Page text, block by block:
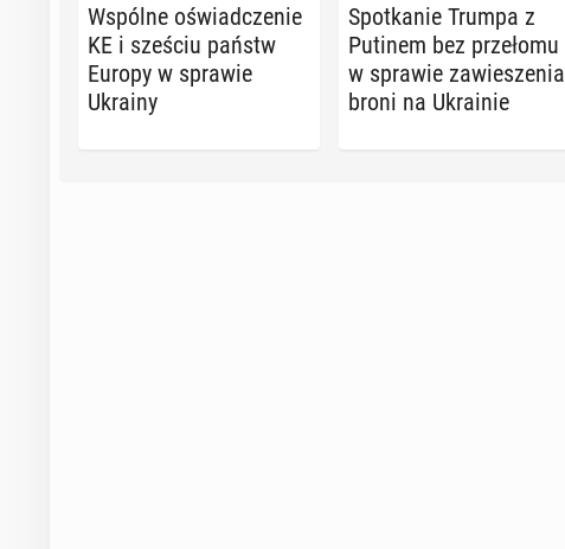
Wspólne oświad­cze­nie
KE i sześciu państw
Europy w sprawie
Ukrainy
Spo­tka­nie Trumpa z
Putinem bez prze­ło­mu
w sprawie za­wie­sze­nia
broni na Ukra­inie